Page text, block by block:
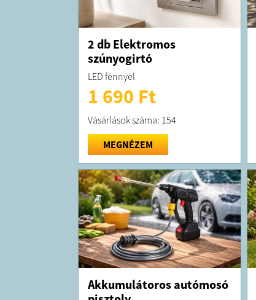
2 db Elektromos
szúnyogirtó
LED fénnyel
1 690 Ft
Vásárlások száma: 154
MEGNÉZEM
Akkumulátoros autómosó